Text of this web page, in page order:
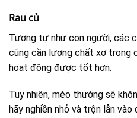
Rau củ
Tương tự như con người, các
cũng cần lượng chất xơ trong
hoạt động được tốt hơn.
Tuy nhiên, mèo thường sẽ
hãy nghiền nhỏ và trộn lẫn